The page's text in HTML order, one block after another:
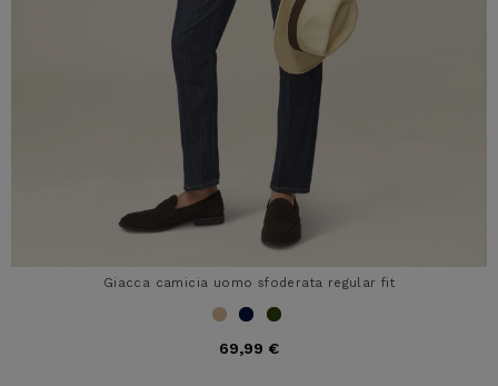
Giacca camicia uomo sfoderata regular fit
69,99 €